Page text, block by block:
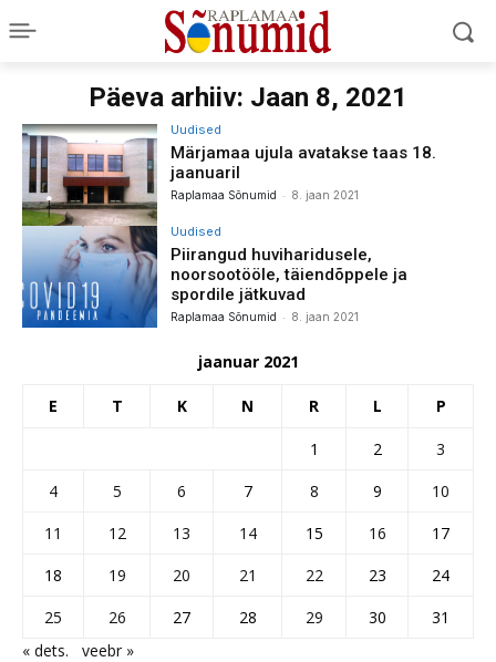
Päeva arhiiv: Jaan 8, 2021
Uudised
Märjamaa ujula avatakse taas 18.
jaanuaril
Raplamaa Sõnumid - 8. jaan 2021
Uudised
Piirangud huviharidusele,
noorsootööle, täiendõppele ja
spordile jätkuvad
Raplamaa Sõnumid - 8. jaan 2021
jaanuar 2021
E T K N R L P
1 2
3
4
5 6 7 8 9
10
11
12 13 14 15 16
17
18
19 20 21 22 23
24
25
26 27 28 29 30
31
« dets.
veebr »